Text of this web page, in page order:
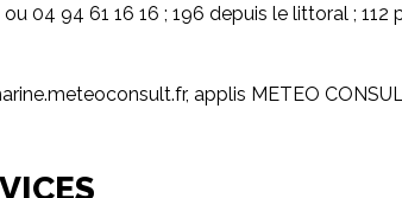
04 94 61 16 16 ; 196 depuis le littoral ; 112
applis METEO